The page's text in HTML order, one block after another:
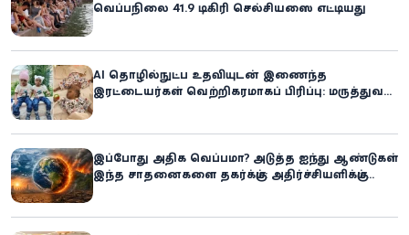
வெப்பநிலை 41.9 டிகிரி செல்சியஸை எட்டியது
AI தொழில்நுட்ப உதவியுடன் இணைந்த
இரட்டையர்கள் வெற்றிகரமாகப் பிரிப்பு: மருத்துவ
இப்போது அதிக வெப்பமா? அடுத்த ஐந்து ஆண்டுகள்
இந்த சாதனைகளை தகர்க்கும்: அதிர்ச்சியளிக்கும்